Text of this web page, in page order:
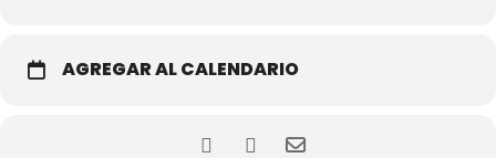
AGREGAR AL CALENDARIO